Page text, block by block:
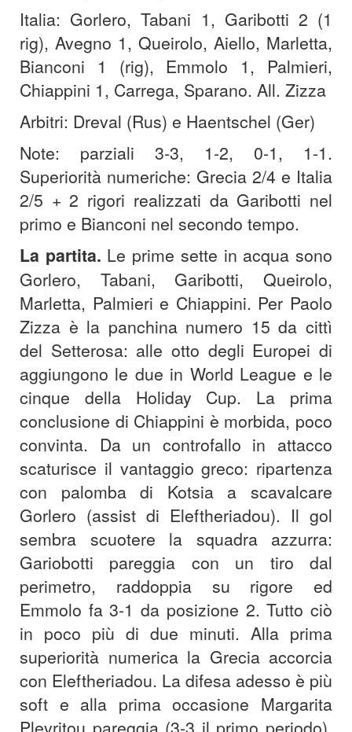
Italia: Gorlero, Tabani 1, Garibotti 2 (1
rig), Avegno 1, Queirolo, Aiello, Marletta,
Bianconi 1 (rig), Emmolo 1, Palmieri,
Chiappini 1, Carrega, Sparano. All. Zizza
Arbitri: Dreval (Rus) e Haentschel (Ger)
Note: parziali 3-3, 1-2, 0-1, 1-1.
Superiorità numeriche: Grecia 2/4 e Italia
2/5 + 2 rigori realizzati da Garibotti nel
primo e Bianconi nel secondo tempo.
La partita. Le prime sette in acqua sono
Gorlero, Tabani, Garibotti, Queirolo,
Marletta, Palmieri e Chiappini. Per Paolo
Zizza è la panchina numero 15 da cittì
del Setterosa: alle otto degli Europei di
aggiungono le due in World League e le
cinque della Holiday Cup. La prima
conclusione di Chiappini è morbida, poco
convinta. Da un controfallo in attacco
scaturisce il vantaggio greco: ripartenza
con palomba di Kotsia a scavalcare
Gorlero (assist di Eleftheriadou). Il gol
sembra scuotere la squadra azzurra:
Gariobotti pareggia con un tiro dal
perimetro, raddoppia su rigore ed
Emmolo fa 3-1 da posizione 2. Tutto ciò
in poco più di due minuti. Alla prima
superiorità numerica la Grecia accorcia
con Eleftheriadou. La difesa adesso è più
soft e alla prima occasione Margarita
Plevritou pareggia (3-3 il primo periodo).